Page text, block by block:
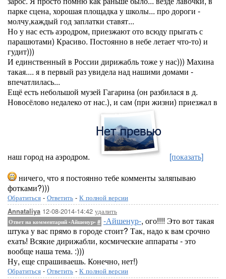
парке сцена, хорошая площадка у школы... про дороги -
молчу,каждый год заплатки ставят...
Но у нас есть аэродром, приезжают ото всюду прыгать с
парашютами) Красиво. Постоянно в небе летает что-то) и
гудит)))
И единственный в России дирижабль тоже у нас))) Махина
такая.... я в первый раз увидела над нашими домами -
впечатлилась...
Ещё есть небольшой музей Гагарина (он разбилася в д.
Новосёлово недалеко от нас.), и сам (при жизни) приезжал в
наш город на аэродром.
[показать]
ничего, что я постоянно тебе комменты заляпываю
фотками?)))
Обратиться - Ответить - К полной версии
Annataliya 12-08-2014-14:42 удалить
Ответ на комментарий -Айшенур- # -Айшенур-, ого!!!! Это вот такая
штука у вас прямо в городе стоит? Так, надо к вам срочно
ехать! Всякие дирижабли, космические аппараты - это
вообще наша тема. :)))
Ну, еще спрашиваешь. Конечно, нет!)
Обратиться - Ответить - К полной версии